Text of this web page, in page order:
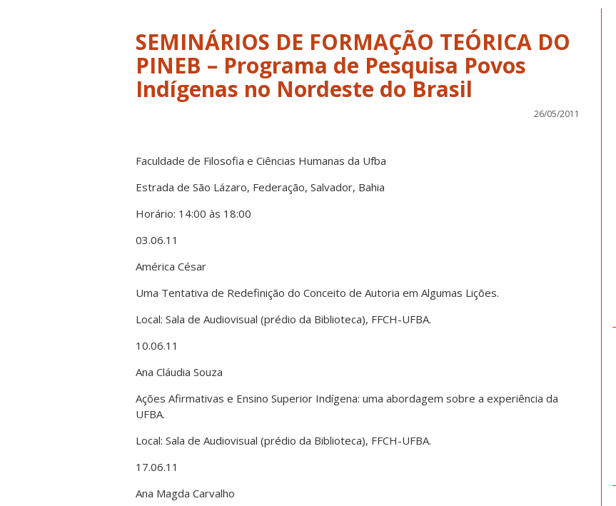
SEMINÁRIOS DE FORMAÇÃO TEÓRICA DO
PINEB – Programa de Pesquisa Povos
Indígenas no Nordeste do Brasil
26/05/2011
Faculdade de Filosofia e Ciências Humanas da Ufba
Estrada de São Lázaro, Federação, Salvador, Bahia
Horário: 14:00 às 18:00
03.06.11
América César
Uma Tentativa de Redefinição do Conceito de Autoria em Algumas Lições.
Local: Sala de Audiovisual (prédio da Biblioteca), FFCH-UFBA.
10.06.11
Ana Cláudia Souza
Ações Afirmativas e Ensino Superior Indígena: uma abordagem sobre a experiência da
UFBA.
Local: Sala de Audiovisual (prédio da Biblioteca), FFCH-UFBA.
17.06.11
Ana Magda Carvalho